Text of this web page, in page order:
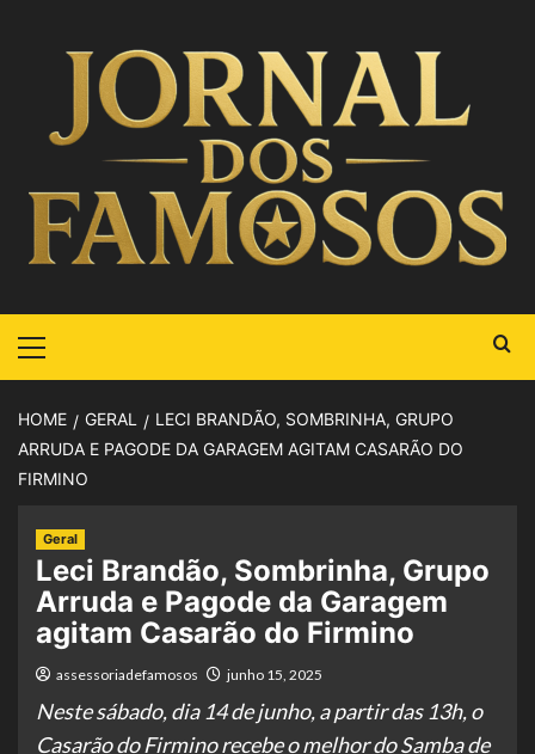
HOME GERAL
LECI BRANDÃO, SOMBRINHA, GRUPO
ARRUDA E PAGODE DA GARAGEM AGITAM CASARÃO DO
FIRMINO
Geral
Leci Brandão, Sombrinha, Grupo
Arruda e Pagode da Garagem
agitam Casarão do Firmino
assessoriadefamosos junho 15, 2025
Neste sábado, dia 14 de junho, a partir das 13h, o
Casarão do Firmino recebe o melhor do Samba de